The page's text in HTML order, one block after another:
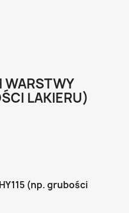
WARSTWY
LAKIERU)
(np. grubości